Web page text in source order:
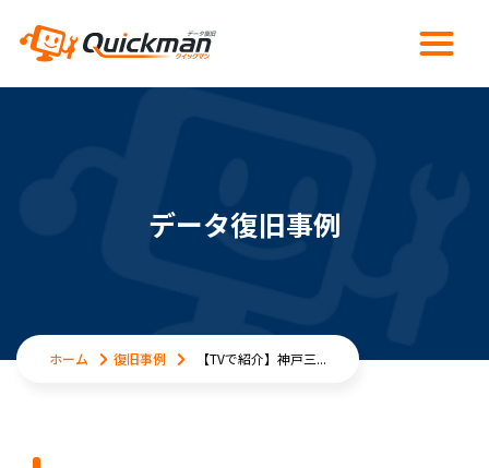
データ復旧事例
ホーム 復旧事例 【TVで紹介】神戸三...